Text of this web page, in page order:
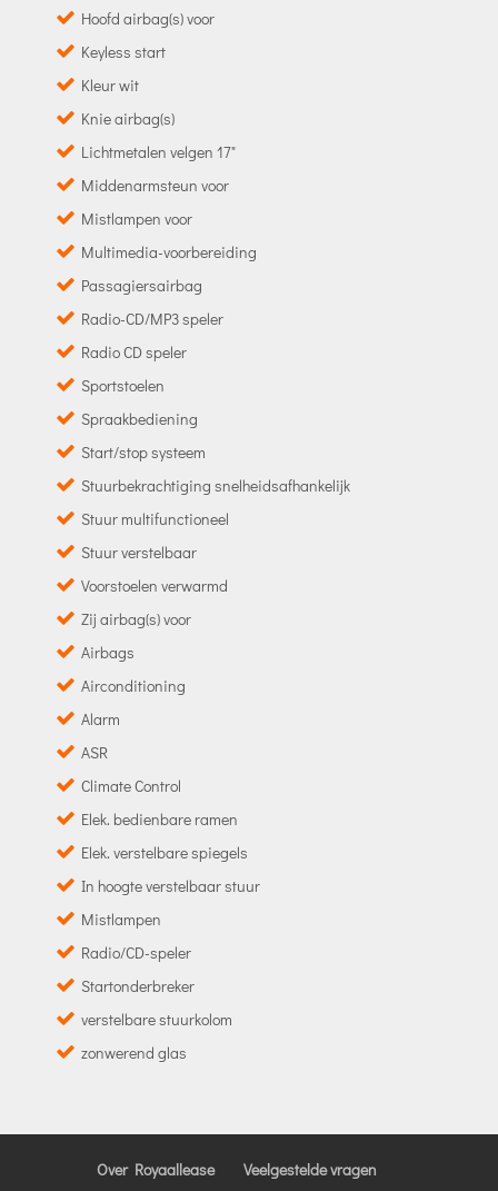
Hoofd airbag(s) voor
Keyless start
Kleur wit
Knie airbag(s)
Lichtmetalen velgen 17"
Middenarmsteun voor
Mistlampen voor
Multimedia-voorbereiding
Passagiersairbag
Radio-CD/MP3 speler
Radio CD speler
Sportstoelen
Spraakbediening
Start/stop systeem
Stuurbekrachtiging snelheidsafhankelijk
Stuur multifunctioneel
Stuur verstelbaar
Voorstoelen verwarmd
Zij airbag(s) voor
Airbags
Airconditioning
Alarm
ASR
Climate Control
Elek. bedienbare ramen
Elek. verstelbare spiegels
In hoogte verstelbaar stuur
Mistlampen
Radio/CD-speler
Startonderbreker
verstelbare stuurkolom
zonwerend glas
Over Royaallease Veelgestelde vragen